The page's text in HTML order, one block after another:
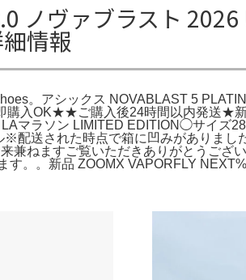
ノヴァブラスト
情報
。アシックス NOVABLAST 5
購入OK★★ご購入後24時間以内発送★
マラソン LIMITED EDITION◯サイズ
配送された時点で箱に凹みがありま
ねますご覧いただきありがとうござ
。。新品 ZOOMX VAPORFLY NEXT%